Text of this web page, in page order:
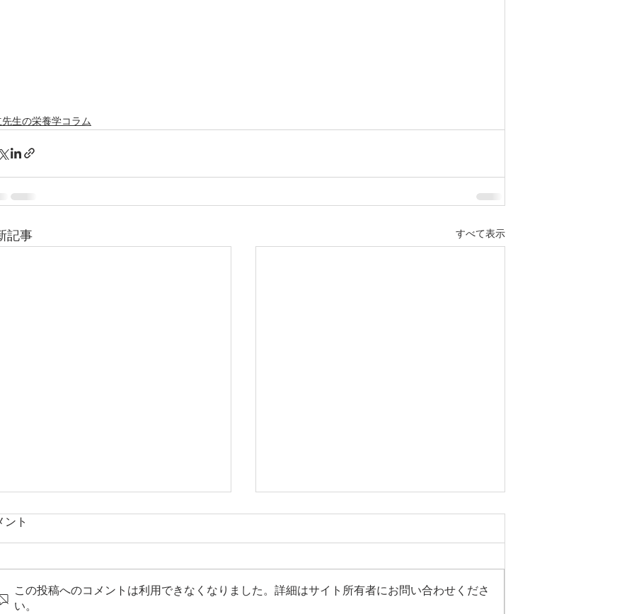
生の栄養学コラム
記事 すべて表示
やはり多い大腸癌
ント
この投稿へのコメントは利用できなくなりました。詳細はサイト所有者にお問い合わせくださ
い。